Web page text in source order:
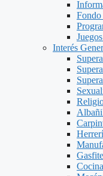
Interés